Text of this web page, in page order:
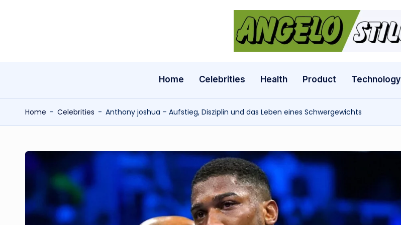
a
e
l
o
il
Home Celebrities Health Product Technology
Home - Celebrities - Anthony joshua – Aufstieg, Disziplin und das Leben eines Schwergewichts